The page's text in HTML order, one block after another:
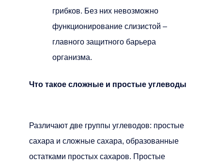
грибков. Без них невозможно
функционирование слизистой –
главного защитного барьера
организма.
Что такое сложные и простые углеводы
Различают две группы углеводов: простые
сахара и сложные сахара, образованные
остатками простых сахаров. Простые